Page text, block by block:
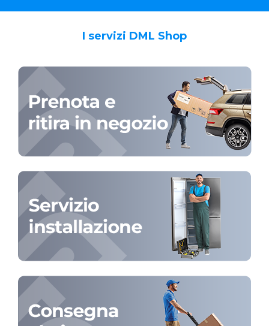
I servizi DML Shop